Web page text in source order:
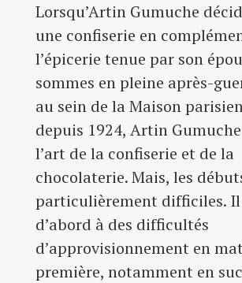
Lorsqu’Artin Gumuche
une confiserie en
l’épicerie tenue par son
sommes en pleine après-
au sein de la Maison
depuis 1924, Artin
l’art de la confiserie et de la
chocolaterie. Mais, les
particulièrement difficiles. Il
d’abord à des difficultés
d’approvisionnement en
première, notamment en